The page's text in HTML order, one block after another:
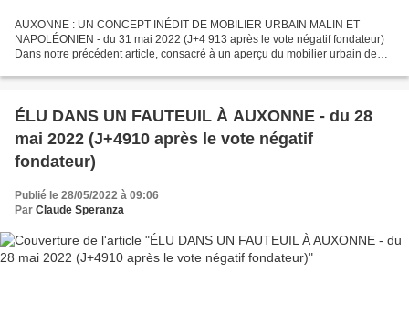
AUXONNE : UN CONCEPT INÉDIT DE MOBILIER URBAIN MALIN ET
NAPOLÉONIEN - du 31 mai 2022 (J+4 913 après le vote négatif fondateur)
Dans notre précédent article, consacré à un aperçu du mobilier urbain de
ÉLU DANS UN FAUTEUIL À AUXONNE - du 28
mai 2022 (J+4910 après le vote négatif
fondateur)
Publié le 28/05/2022 à 09:06
Par Claude Speranza